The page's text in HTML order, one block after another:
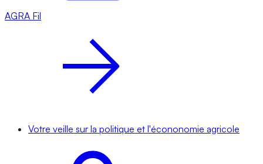
AGRA Fil
Votre veille sur la politique et l'écononomie agricole